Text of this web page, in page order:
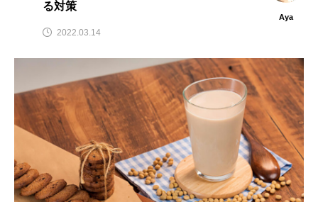
る対策
Aya
2022.03.14